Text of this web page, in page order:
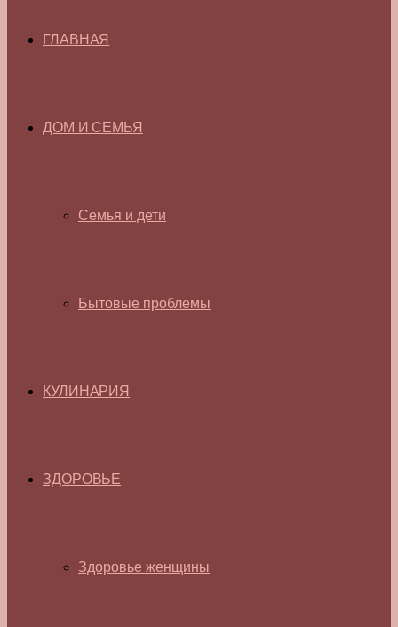
ГЛАВНАЯ
ДОМ И СЕМЬЯ
Семья и дети
Бытовые проблемы
КУЛИНАРИЯ
ЗДОРОВЬЕ
Здоровье женщины